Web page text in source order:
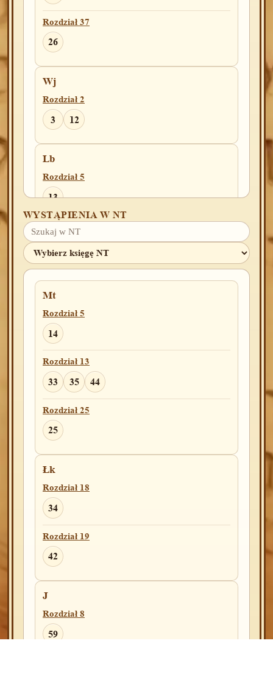
Rozdział 37
26
Wj
Rozdział 2
3 12
Lb
Rozdział 5
13
Pwt
Rozdział 7
Joz
Rozdział 2
4 6 16
Rozdział 6
25
Rozdział 7
17
Sdz(A)
Rozdział 9
Sdz(B)
Rozdział 9
WYSTĄPIENIA W NT
Mt
Rozdział 5
14
Rozdział 13
33 35 44
Rozdział 25
25
Łk
Rozdział 18
34
Rozdział 19
42
J
Rozdział 8
59